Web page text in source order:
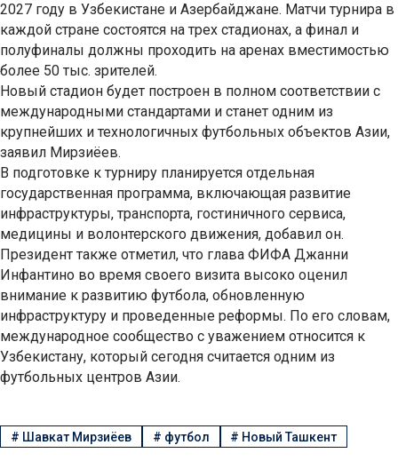
2027 году в Узбекистане и Азербайджане. Матчи турнира в
каждой стране состоятся на трех стадионах, а финал и
полуфиналы должны проходить на аренах вместимостью
более 50 тыс. зрителей.
Новый стадион будет построен в полном соответствии с
международными стандартами и станет одним из
крупнейших и технологичных футбольных объектов Азии,
заявил Мирзиёев.
В подготовке к турниру планируется отдельная
государственная программа, включающая развитие
инфраструктуры, транспорта, гостиничного сервиса,
медицины и волонтерского движения, добавил он.
Президент также отметил, что глава ФИФА Джанни
Инфантино во время своего визита высоко оценил
внимание к развитию футбола, обновленную
инфраструктуру и проведенные реформы. По его словам,
международное сообщество с уважением относится к
Узбекистану, который сегодня считается одним из
футбольных центров Азии.
# Шавкат Мирзиёев # футбол # Новый Ташкент